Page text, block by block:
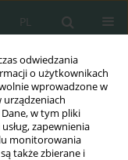
odwiedzania
o użytkownikach
wprowadzone w
w tym pliki
zapewnienia
monitorowania
także zbierane i
PL